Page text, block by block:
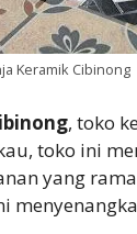
Keramik Cibinong
, toko
toko ini
yang